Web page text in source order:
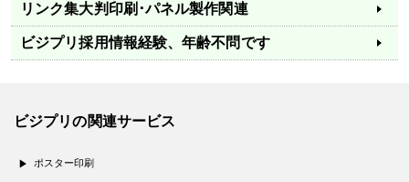
リンク集大判印刷･パネル製作関連
ビジプリ採用情報経験、年齢不問です
ビジプリの関連サービス
ポスター印刷